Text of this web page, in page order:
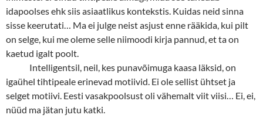
idapoolses ehk siis asiaatlikus kontekstis. Kuidas neid sinna
sisse keerutati… Ma ei julge neist asjust enne rääkida, kui pilt
on selge, kui me oleme selle niimoodi kirja pannud, et ta on
kaetud igalt poolt.
Intelligentsil, neil, kes punavõimuga kaasa läksid, on
igaühel tihtipeale erinevad motiivid. Ei ole sellist ühtset ja
selget motiivi. Eesti vasakpoolsust oli vähemalt viit viisi… Ei, ei,
nüüd ma jätan jutu katki.